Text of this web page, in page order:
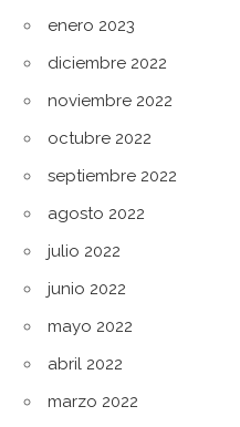
enero 2023
diciembre 2022
noviembre 2022
octubre 2022
septiembre 2022
agosto 2022
julio 2022
junio 2022
mayo 2022
abril 2022
marzo 2022